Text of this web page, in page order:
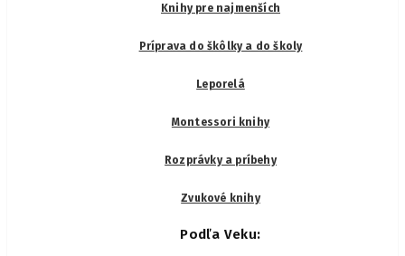
Knihy pre najmenších
Príprava do škôlky a do školy
Leporelá
Montessori knihy
Rozprávky a príbehy
Zvukové knihy
Podľa Veku: